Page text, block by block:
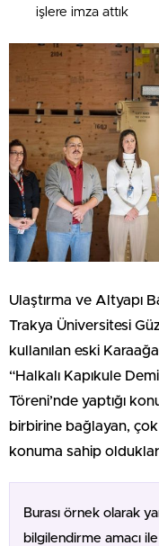
işlere imza attık
Ulaştırma ve Altyapı
Trakya Üniversitesi
kullanılan eski
“Halkalı Kapıkule
Töreni’nde yaptığı
birbirine bağlayan,
konuma sahip
Burası örnek olarak
bilgilendirme amacı